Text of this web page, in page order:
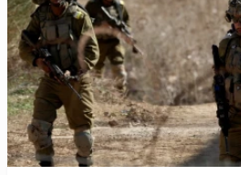
بريف القنيطرة ويثير الذعر